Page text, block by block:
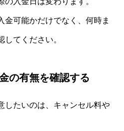
金可能かだけでなく、何時ま
てください。
の有無を確認する
したいのは、キャンセル料や